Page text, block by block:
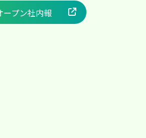
ープン社内報